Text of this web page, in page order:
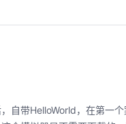
带HelloWorld，在第一